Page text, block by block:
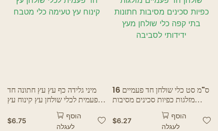
מסעדות רוחות רפאים
מיני גלידה כף עץ עץ חתונה חד
פעמית לכלי שולחן עץ קינוח עץ
טעימה כלי מטבח
$6.75
הוסף
לעגלה
16 ס"מ סט כלי שולחן חד פעמיים
מזלגות כפיות סכינים מסיבות
חתונות בתי קפה כלי שולחן מעץ
ידידותי לסביבה
$6.27
הוסף
לעגלה